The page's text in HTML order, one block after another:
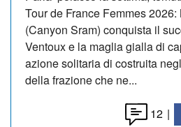
Tour de France Femmes
(Canyon Sram) conquista il
Ventoux e la maglia gialla di
azione solitaria di costruita
della frazione che ne...
12 |